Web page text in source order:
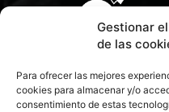
Gestionar
de las
Para ofrecer las mejores
cookies para almacenar y/o
consentimiento de estas